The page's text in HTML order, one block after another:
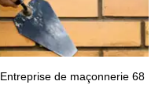
Entreprise de maçonnerie 68